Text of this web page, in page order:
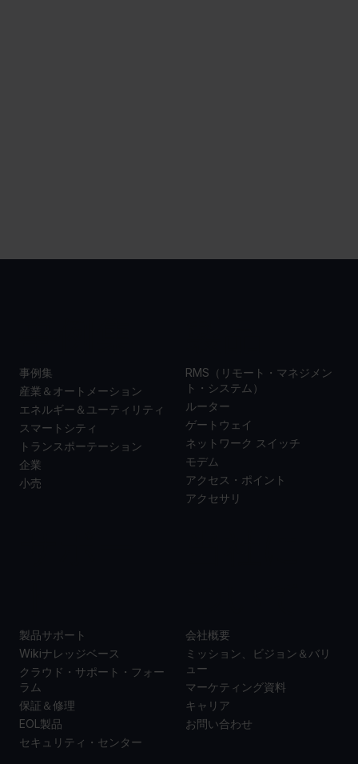
事例集
産業＆オートメーション
エネルギー＆ユーティリティ
スマートシティ
トランスポーテーション
企業
小売
RMS（リモート・マネジメン
ト・システム）
ルーター
ゲートウェイ
ネットワーク スイッチ
モデム
アクセス・ポイント
アクセサリ
製品サポート
Wikiナレッジベース
クラウド・サポート・フォー
ラム
保証＆修理
EOL製品
セキュリティ・センター
会社概要
ミッション、ビジョン＆バリ
ュー
マーケティング資料
キャリア
お問い合わせ